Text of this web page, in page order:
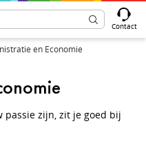
Contact
en Economie
zijn, zit je goed bij